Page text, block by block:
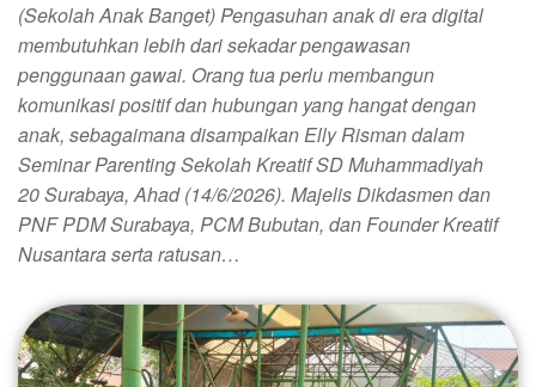
(Sekolah Anak Banget) Pengasuhan anak di era digital
membutuhkan lebih dari sekadar pengawasan
penggunaan gawai. Orang tua perlu membangun
komunikasi positif dan hubungan yang hangat dengan
anak, sebagaimana disampaikan Elly Risman dalam
Seminar Parenting Sekolah Kreatif SD Muhammadiyah
20 Surabaya, Ahad (14/6/2026). Majelis Dikdasmen dan
PNF PDM Surabaya, PCM Bubutan, dan Founder Kreatif
Nusantara serta ratusan…